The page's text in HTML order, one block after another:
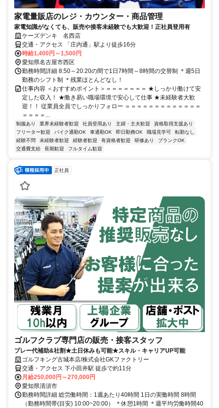
家電量販店のレジ・カウンター・商品管理
家電知識がなくても、販売や接客未経験でも大歓迎！正社員登用有
ケーズデンキ 名西店
交通・アクセス 「庄内通」駅より徒歩16分
時給1,400円～1,500円
愛知県名古屋市西区
勤務時間詳細 8:50～20:20の間で1日7時間～8時間の交替制 ＊週5日
勤務のシフト制 ＊残業ほとんどなし！
仕事内容 ＜おすすめポイント＞＝＝＝＝＝＝＝ ★しっかり働けて安
定した収入！ ★働き易い職場環境で安心して仕事 ★未経験者大歓
迎！！ 従業員全員でしっかりフォロー ＝＝＝＝＝＝＝＝＝＝＝＝＝
＝＝＝＝...
制服あり 業界未経験者歓迎 社員登用あり 主婦・主夫歓迎
資格取得支援あり
フリーター歓迎
バイク通勤OK 車通勤OK 即日勤務OK 職場見学可
転勤なし
経験不問
未経験者歓迎 経験者歓迎 有資格者歓迎 研修あり
ブランクOK
交通費支給
長期歓迎 フルタイム歓迎
正社員
ゴルフクラブ専門店の販売・接客スタッフ
プレー代補助&社割★土日休みも可能★スキル・キャリアUP可能
ゴルフキング古城本店/株式会社GKファクトリー
交通・アクセス 下小田井駅 徒歩で約11分
月給250,000円～270,000円
愛知県清須市
勤務時間詳細 総労働時間：1週あたり40時間 1日の実働時間 8時間
（勤務時間帯(目安) 10:00~20:00） ＊休憩1時間 ＊週平均労働時間40